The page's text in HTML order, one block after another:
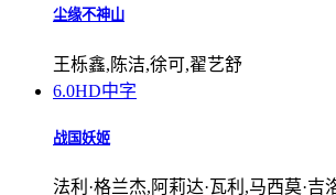
尘缘不神山
王栎鑫,陈洁,徐可,翟艺舒
6.0HD中字
战国妖姬
法利·格兰杰,阿莉达·瓦利,马西莫·吉